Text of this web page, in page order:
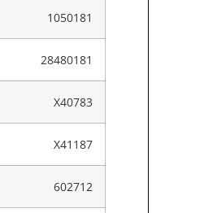
1050181
28480181
X40783
X41187
602712